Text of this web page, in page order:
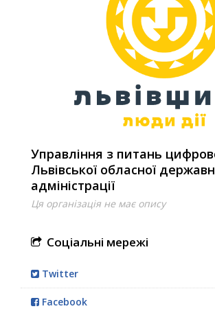
Управління з питань
Львівської обласної
адміністрації
Ця організація не має опису
Соціальні мережі
Twitter
Facebook